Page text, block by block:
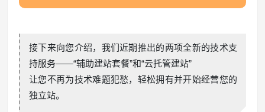
接下来向您介绍，我们近期推出的两项全新的技术支
持服务——“辅助建站套餐”和“云托管建站”
让您不再为技术难题犯愁，轻松拥有并开始经营您的
独立站。